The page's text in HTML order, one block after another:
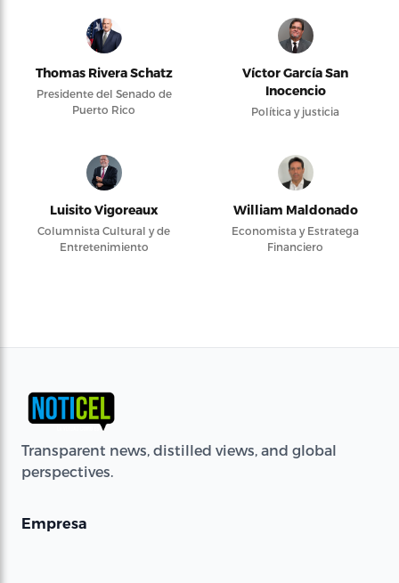
Thomas Rivera Schatz
Presidente del Senado de
Puerto Rico
Víctor García San
Inocencio
Política y justicia
Luisito Vigoreaux
Columnista Cultural y de
Entretenimiento
William Maldonado
Economista y Estratega
Financiero
Transparent news, distilled views, and global
perspectives.
Empresa